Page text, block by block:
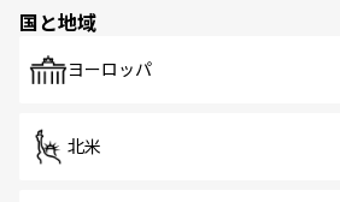
で、ホーカーズは地元の風情を
国と地域
ヨーロッパ
北米